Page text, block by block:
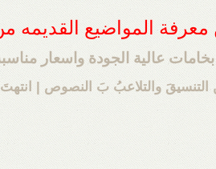
معرفة المواضيع
عالية الجودة واسعار مناسبة
التنسيقَ والتلاعبُ بَ النصوص |